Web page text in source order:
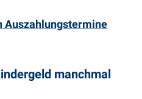
Auszahlungstermine
manchmal